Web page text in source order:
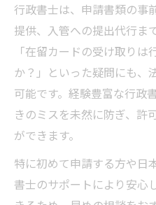
行政書士は、申請書類の事
提供、入管への提出代行ま
「在留カードの受け取り
か？」といった疑問にも、
可能です。経験豊富な行政
きのミスを未然に防ぎ、許
ができます。
特に初めて申請する方や日
書士のサポートにより安心